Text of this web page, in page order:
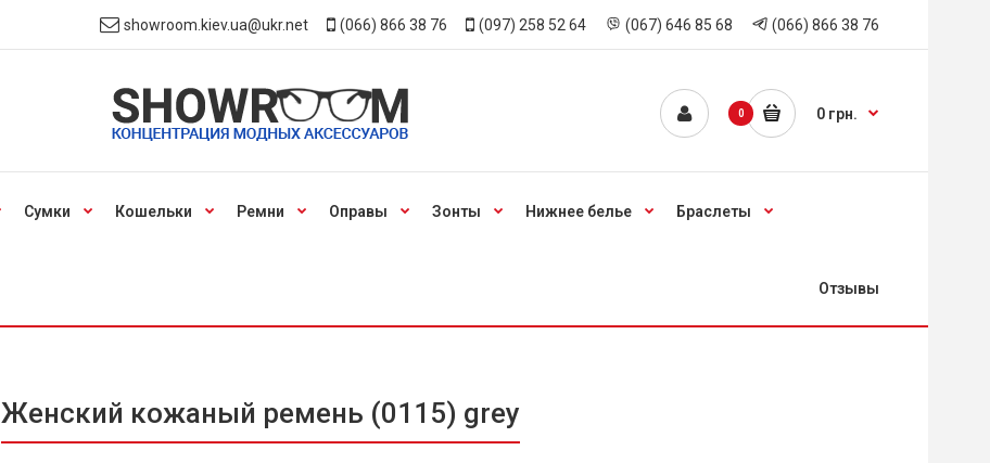
showroom.kiev.ua@ukr.net (066) 866 38 76 (097) 258 52 64 (067) 646 85 68 (066) 866 38 76
0 0 грн.
Сумки Кошельки Ремни Оправы Зонты Нижнее белье Браслеты
Отзывы
Женский кожаный ремень (0115) grey